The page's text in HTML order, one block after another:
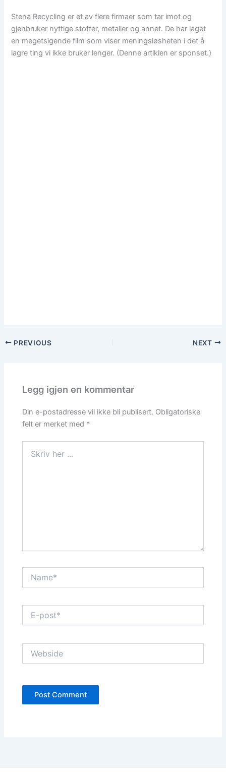
Stena Recycling er et av flere firmaer som tar imot og
gjenbruker nyttige stoffer, metaller og annet. De har laget
en megetsigende film som viser meningsløsheten i det å
lagre ting vi ikke bruker lenger. (Denne artiklen er sponset.)
PREVIOUS NEXT
Legg igjen en kommentar
Din e-postadresse vil ikke bli publisert. Obligatoriske
felt er merket med *
her
post*